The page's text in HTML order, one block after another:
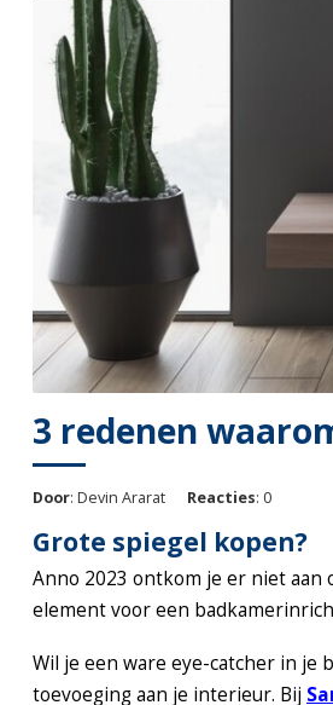
3 redenen
Door: Devin Ararat Reacties: 0
Grote spiegel kopen?
Anno 2023 ontkom je er niet aan
element voor een
Wil je een ware eye-catcher in je
toevoeging aan je interieur. Bij